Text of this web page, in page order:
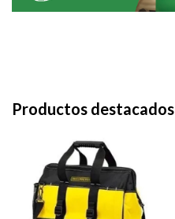
Productos destacados